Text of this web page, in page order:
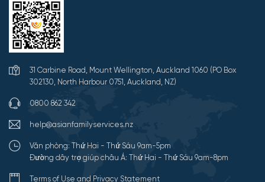
31 Carbine Road, Mount Wellington, Auckland 1060 (PO Box
302130, North Harbour 0751, Auckland, NZ)
0800 862 342
help@asianfamilyservices.nz
Văn phòng: Thứ Hai - Thứ Sáu 9am-5pm
Đường dây trợ giúp châu Á: Thứ Hai - Thứ Sáu 9am-8pm
Terms of Use and Privacy Statement